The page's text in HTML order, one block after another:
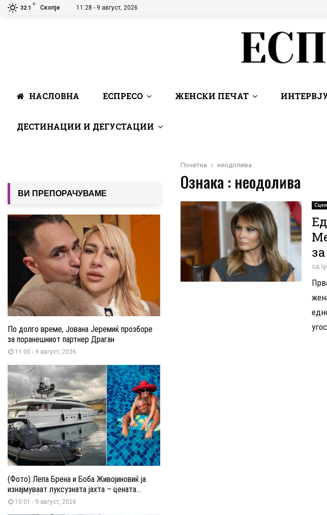
32.1
C
Скопје 11:28 - 9 август, 2026
НАСЛОВНА ЕСПРЕСО ЖЕНСКИ ПЕЧАТ
ДЕСТИНАЦИИ И ДЕГУСТАЦИИ
Почетна неодолива
Ознака : неодолива
од
ВИ ПРЕПОРАЧУВАМЕ
По долго време, Јована Јеремиќ прозборе
за поранешниот партнер Драган
11:00 - 9 август, 2026
(Фото) Лепа Брена и Боба Живојиновиќ ја
изнајмуваат луксузната јахта – цената...
10:01 - 9 август, 2026